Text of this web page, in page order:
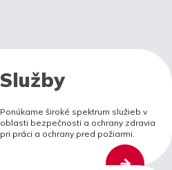
Služby
Ponúkame široké spektrum služieb v
oblasti bezpečnosti a ochrany zdravia
pri práci a ochrany pred požiarmi.